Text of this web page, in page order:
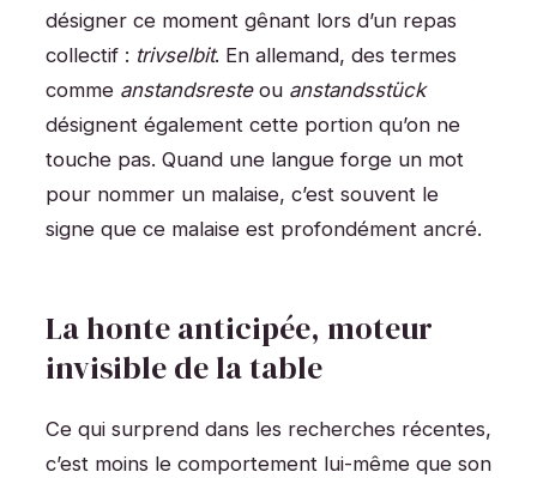
désigner ce moment gênant lors d’un repas
collectif : trivselbit. En allemand, des termes
comme anstandsresteou anstandsstück
désignent également cette portion qu’on ne
touche pas. Quand une langue forge un mot
pour nommer un malaise, c’est souvent le
signe que ce malaise est profondément ancré.
La honte anticipée, moteur
invisible de la table
Ce qui surprend dans les recherches récentes,
c’est moins le comportement lui-même que son